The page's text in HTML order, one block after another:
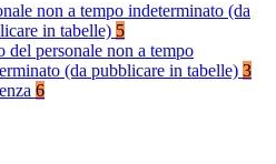
non a tempo indeterminato (da
in tabelle) 5
del personale non a tempo
(da pubblicare in tabelle) 3
6